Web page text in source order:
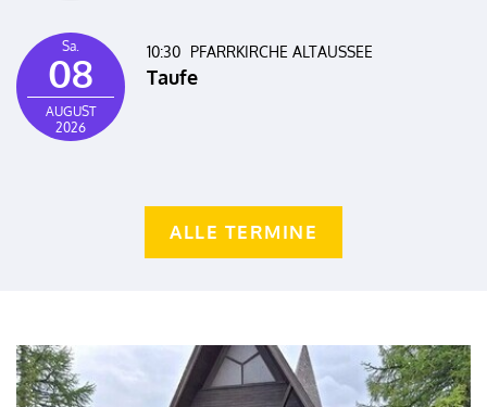
Sa.
08
AUGUST
2026
10:30 PFARRKIRCHE ALTAUSSEE
Taufe
ALLE TERMINE